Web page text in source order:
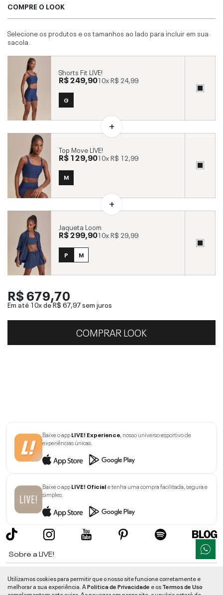
COMPRE O LOOK
Selecione os produtos e os tamanhos ao lado para incluir em sua
sacola.
Shorts Fit LIVE!
R$ 249,9010xR$ 24,99
G
Top Move LIVE!
R$ 129,9010xR$ 12,99
M
Jaqueta Loom
R$ 299,9010xR$ 29,99
P M
R$ 679,70
Em até 10x deR$ 67,97sem juros
COMPRAR LOOK
Baixe o appLIVE! Experience, nosso universo esportivo de
experiências únicas.
Baixe o appLIVE! Oficiale tenha uma compra facilitada, segura e
simples.
Sobre a LIVE!
Informações
Utilizamos cookies para permitir que o nosso site funcione corretamente e
melhorar a sua experiência. APolitica de Privacidade e osTermos de Uso